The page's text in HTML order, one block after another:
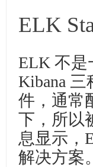
ELK
ELK 不是
Kibana
件，通常
下，所以
息显示，
解决方案。